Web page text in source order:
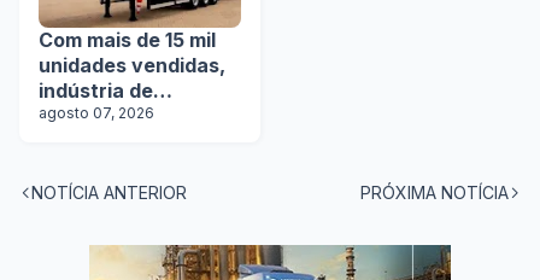
Com mais de 15 mil
unidades vendidas,
indústria de
implementos
agosto 07, 2026
NOTÍCIA ANTERIOR PRÓXIMA NOTÍCIA